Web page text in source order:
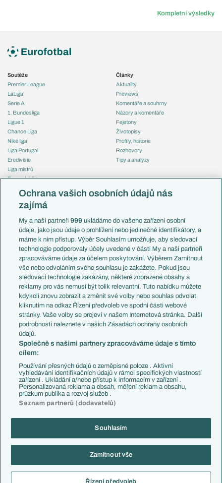
Kompletní výsledky
Soutěže
Premier League
LaLiga
Serie A
1. Bundesliga
Ligue 1
Chance Liga
Niké liga
Liga Portugal
Eredivisie
Liga mistrů
Evropská liga
Mistrovství světa
Liga národů
Témata
Představení týmů MS
EuroSkauting
PL v kostce
Evropské koeficienty
Přestupy
Přestupové spekulace
Zranění
Kluby
Arsenal FC
Chelsea FC
Manchester United
AC Milán
Juventus FC
Bayern Mnichov
FC Barcelona
Real Madrid
Články
Aktuality
Previews
Komentáře a souhrny
Názory a komentáře
Fejetony
Životopisy
Profily, historie
Rozhovory
Tipy a analýzy
Česko
Francie
Itálie
Německo
Španělsko
Argentina
Brazílie
Přestupy
Zápasy
Livescore
Tipovací soutěž
Copyright © 2001-2026 EuroFotbal.cz. Využíváme zpravodajství ČTK.
Informace o zpracování osobních údajů
Ochrana vašich osobních údajů nás
zajímá
My a naši partneři999 ukládáme do vašeho zařízení osobní
údaje, jako jsou údaje o prohlížení nebo jedinečné identifikátory, a
máme k nim přístup. Výběr Souhlasím umožňuje, aby sledovací
technologie podporovaly účely uvedené v části My a naši partneři
zpracováváme údaje za účelem poskytování. Výběrem Zamítnout
vše nebo odvoláním svého souhlasu je zakážete. Pokud jsou
sledovací technologie zakázány, některé zobrazené obsahy a
reklamy pro vás nemusí být tolik relevantní. Tuto nabídku můžete
kdykoli znovu zobrazit a změnit své volby nebo souhlas odvolat
kliknutím na odkaz Řízení předvoleb ve spodní části webové
stránky. Vaše volby se projeví v našem Internetová stránka. Další
podrobnosti naleznete v našich Zásadách ochrany osobních
údajů.
Společně s našimi partnery zpracováváme údaje s tímto
cílem:
Používání přesných údajů o zeměpisné poloze . Aktivní
vyhledávání identifikačních údajů v rámci specifických vlastností
zařízení . Ukládání a/nebo přístup k informacím v zařízení .
Personalizovaná reklama a obsah, měření reklam a obsahu,
průzkum publika a rozvoj služeb .
Seznam partnerů (dodavatelů)
Souhlasím
Zamítnout vše
Řízení předvoleb